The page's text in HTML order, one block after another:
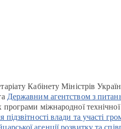
Кабінету Міністрів
Державним агентством з
програми міжнародної
підзвітності влади та участі
агенції розвитку та